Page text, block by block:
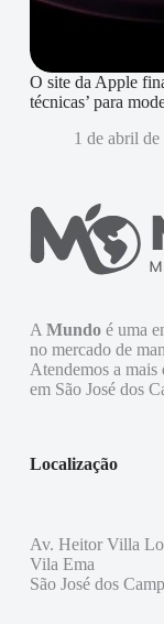
O site da Apple
técnicas’ para
1 de abril de
A Mundoé uma
no mercado de
Atendemos a mais
em São José dos
Localização
Av. Heitor Villa
Vila Ema
São José dos